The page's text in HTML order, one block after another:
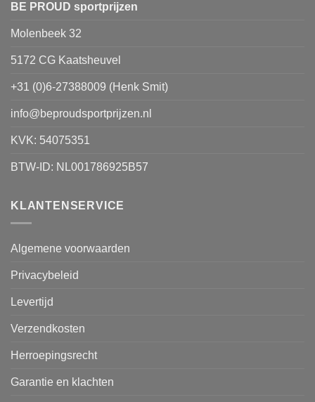
BE PROUD sportprijzen
Molenbeek 32
5172 CG Kaatsheuvel
+31 (0)6-27388009 (Henk Smit)
info@beproudsportprijzen.nl
KVK: 54075351
BTW-ID: NL001786925B57
KLANTENSERVICE
Algemene voorwaarden
Privacybeleid
Levertijd
Verzendkosten
Herroepingsrecht
Garantie en klachten